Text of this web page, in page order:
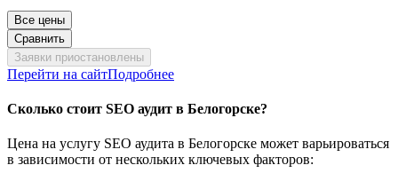
Все цены
Сравнить
Заявки приостановлены
Перейти на сайтПодробнее
Сколько стоит SEO аудит в Белогорске?
Цена на услугу SEO аудита в Белогорске может варьироваться
в зависимости от нескольких ключевых факторов: